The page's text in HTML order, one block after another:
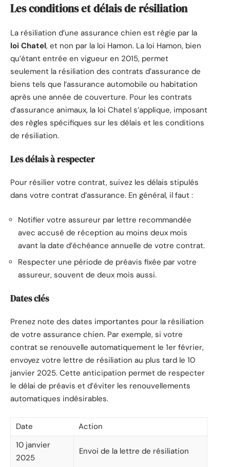
Les conditions et délais de résiliation
La résiliation d’une assurance chien est régie par la
loi Chatel, et non par la loi Hamon. La loi Hamon, bien
qu’étant entrée en vigueur en 2015, permet
seulement la résiliation des contrats d’assurance de
biens tels que l’assurance automobile ou habitation
après une année de couverture. Pour les contrats
d’assurance animaux, la loi Chatel s’applique, imposant
des règles spécifiques sur les délais et les conditions
de résiliation.
Les délais à respecter
Pour résilier votre contrat, suivez les délais stipulés
dans votre contrat d’assurance. En général, il faut :
Notifier votre assureur par lettre recommandée
avec accusé de réception au moins deux mois
avant la date d’échéance annuelle de votre contrat.
Respecter une période de préavis fixée par votre
assureur, souvent de deux mois aussi.
Dates clés
Prenez note des dates importantes pour la résiliation
de votre assurance chien. Par exemple, si votre
contrat se renouvelle automatiquement le 1er février,
envoyez votre lettre de résiliation au plus tard le 10
janvier 2025. Cette anticipation permet de respecter
le délai de préavis et d’éviter les renouvellements
automatiques indésirables.
Date
Action
10 janvier
2025
Envoi de la lettre de résiliation